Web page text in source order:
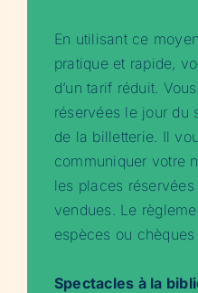
En utilisant ce
pratique et rapide,
d’un tarif réduit.
réservées le jour du
de la billetterie. Il
communiquer votre
les places
vendues. Le
espèces ou
Spectacles à la